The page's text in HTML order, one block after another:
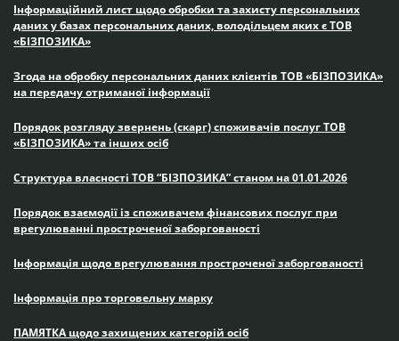
Інформаційний лист щодо обробки та захисту персональних
даних у базах персональних даних, володільцем яких є ТОВ
«БІЗПОЗИКА»
Згода на обробку персональних даних клієнтів ТОВ «БІЗПОЗИКА»
на передачу отриманої інформації
Порядок розгляду звернень (скарг) споживачів послуг ТОВ
«БІЗПОЗИКА» та інших осіб
Структура власності ТОВ “БІЗПОЗИКА” станом на 01.01.2026
Порядок взаємодії із споживачем фінансових послуг при
врегулюванні простроченої заборгованості
Інформація щодо врегулювання простроченої заборгованості
Інформація про торговельну марку
ПАМЯТКА щодо захищених категорій осіб